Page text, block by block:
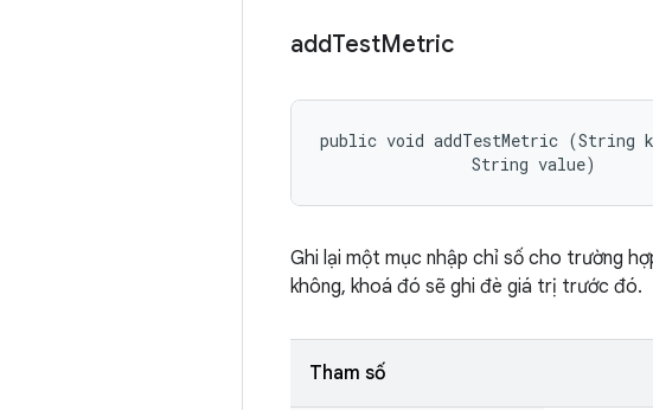
addTestMetric
public void addTestMetric (String
                String value)
Ghi lại một mục nhập chỉ số cho trường
không, khoá đó sẽ ghi đè giá trị trước đó.
Tham số